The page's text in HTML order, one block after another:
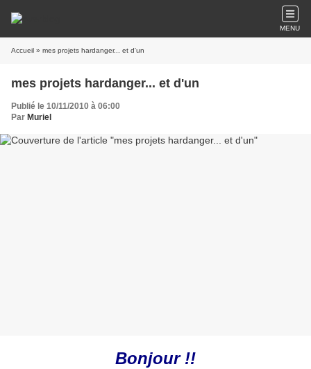
MENU
Accueil » mes projets hardanger... et d'un
mes projets hardanger... et d'un
Publié le 10/11/2010 à 06:00
Par Muriel
Bonjour !!